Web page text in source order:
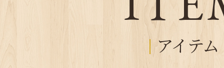
アイテム